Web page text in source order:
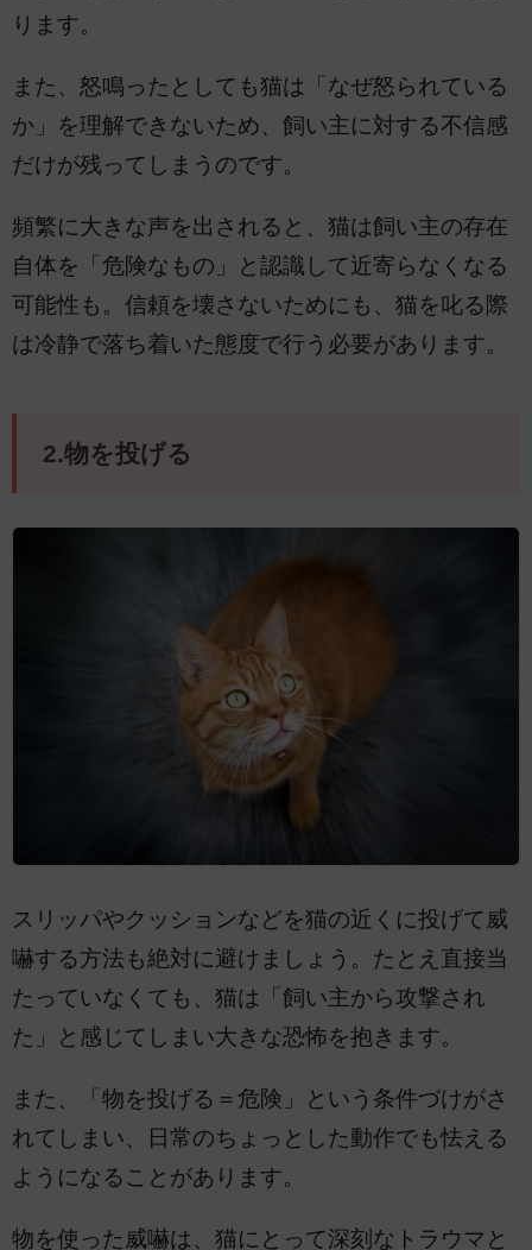
ります。
また、怒鳴ったとしても猫は「なぜ怒られている
か」を理解できないため、飼い主に対する不信感
だけが残ってしまうのです。
頻繁に大きな声を出されると、猫は飼い主の存在
自体を「危険なもの」と認識して近寄らなくなる
可能性も。信頼を壊さないためにも、猫を叱る際
は冷静で落ち着いた態度で行う必要があります。
2.物を投げる
スリッパやクッションなどを猫の近くに投げて威
嚇する方法も絶対に避けましょう。たとえ直接当
たっていなくても、猫は「飼い主から攻撃され
た」と感じてしまい大きな恐怖を抱きます。
また、「物を投げる＝危険」という条件づけがさ
れてしまい、日常のちょっとした動作でも怯える
ようになることがあります。
物を使った威嚇は、猫にとって深刻なトラウマと